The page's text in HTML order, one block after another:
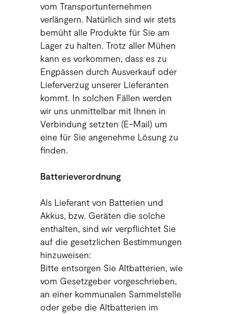
vom Transportunternehmen
verlängern. Natürlich sind wir stets
bemüht alle Produkte für Sie am
Lager zu halten. Trotz aller Mühen
kann es vorkommen, dass es zu
Engpässen durch Ausverkauf oder
Lieferverzug unserer Lieferanten
kommt. In solchen Fällen werden
wir uns unmittelbar mit Ihnen in
Verbindung setzten (E-Mail) um
eine für Sie angenehme Lösung zu
finden.
Batterieverordnung
Als Lieferant von Batterien und
Akkus, bzw. Geräten die solche
enthalten, sind wir verpflichtet Sie
auf die gesetzlichen Bestimmungen
hinzuweisen:
Bitte entsorgen Sie Altbatterien, wie
vom Gesetzgeber vorgeschrieben,
an einer kommunalen Sammelstelle
oder gebe die Altbatterien im